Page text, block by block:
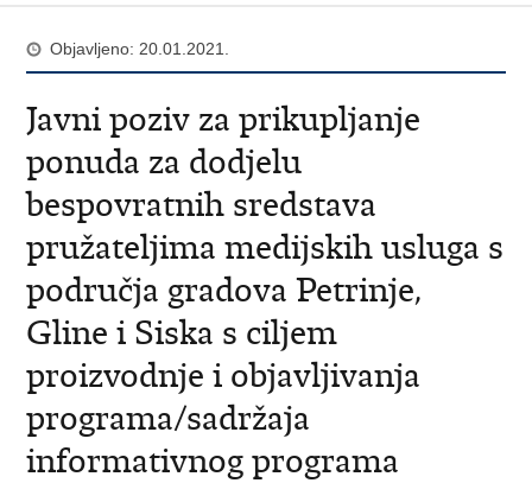
Objavljeno: 20.01.2021.
Javni poziv za prikupljanje
ponuda za dodjelu
bespovratnih sredstava
pružateljima medijskih usluga s
područja gradova Petrinje,
Gline i Siska s ciljem
proizvodnje i objavljivanja
programa/sadržaja
informativnog programa